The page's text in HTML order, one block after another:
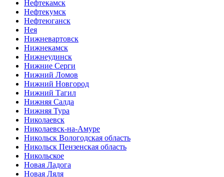
Нефтекамск
Нефтекумск
Нефтеюганск
Нея
Нижневартовск
Нижнекамск
Нижнеудинск
Нижние Серги
Нижний Ломов
Нижний Новгород
Нижний Тагил
Нижняя Салда
Нижняя Тура
Николаевск
Николаевск-на-Амуре
Никольск Вологодская область
Никольск Пензенская область
Никольское
Новая Ладога
Новая Ляля